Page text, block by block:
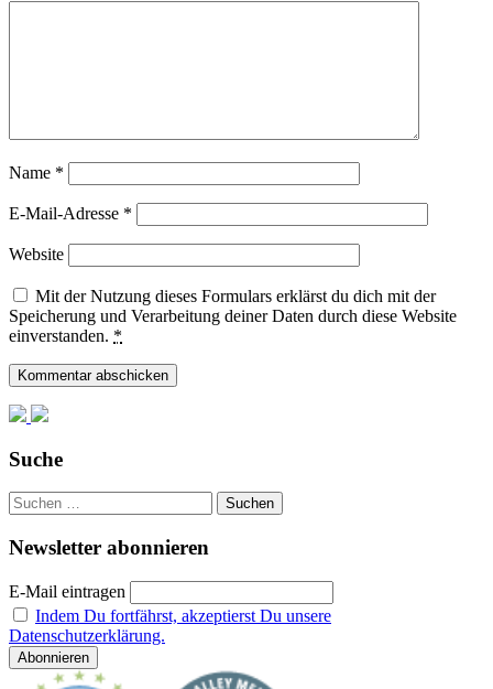
Name *
E-Mail-Adresse *
Website
Mit der Nutzung dieses Formulars erklärst du dich mit der
Speicherung und Verarbeitung deiner Daten durch diese Website
einverstanden. *
Suche
Suchen
nach:
Newsletter abonnieren
E-Mail eintragen
Indem Du fortfährst, akzeptierst Du unsere
Datenschutzerklärung.